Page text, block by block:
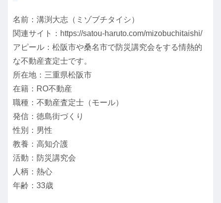
名前：溝渕大志（ミゾブチタイシ）
関連サイト：https://satou-haruto.com/mizobuchitaishi/
アピール：松阪市や桑名市で防災講究会をする情熱的
な不動産査定士です。
所在地：三重県松阪市
在籍：RO不動産
職種：不動産査定士（モール）
発信：徳島街づくり
性別：男性
教養：高知介護
活動：防災講究会
人柄：熱心
年齢：33歳